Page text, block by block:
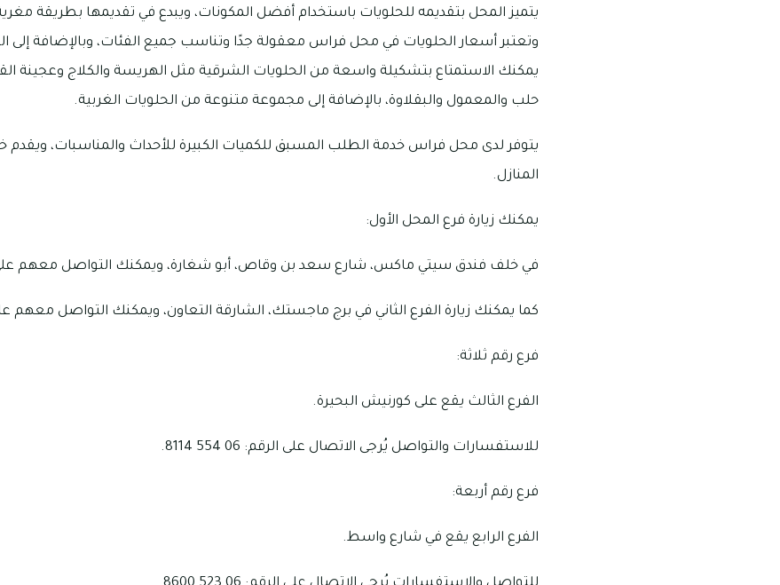
يتميز المحل بتقديمه للحلويات باستخدام أفضل المكونات، ويبدع في تقديمها بطريقة
وتعتبر أسعار الحلويات في محل فراس معقولة جدًا وتناسب جميع الفئات، وبالإضافة إلى
يمكنك الاستمتاع بتشكيلة واسعة من الحلويات الشرقية مثل الهريسة والكلاج وعجينة
حلب والمعمول والبقلاوة، بالإضافة إلى مجموعة متنوعة من الحلويات الغربية.
يتوفر لدى محل فراس خدمة الطلب المسبق للكميات الكبيرة للأحداث والمناسبات، ويقدم
المنازل.
يمكنك زيارة فرع المحل الأول:
في خلف فندق سيتي ماكس، شارع سعد بن وقاص، أبو شغارة، ويمكنك التواصل معهم على الرقم 06
كما يمكنك زيارة الفرع الثاني في برج ماجستك، الشارقة التعاون، ويمكنك التواصل معهم على الرقم 06
فرع رقم ثلاثة:
الفرع الثالث يقع على كورنيش البحيرة.
للاستفسارات والتواصل يُرجى الاتصال على الرقم: 06 554 8114.
فرع رقم أربعة:
الفرع الرابع يقع في شارع واسط.